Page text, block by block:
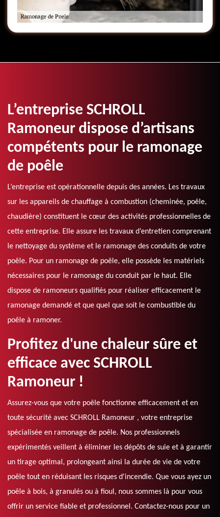
L’entreprise SCHROLL
Ramoneur dispose d’artisans
compétents pour le ramonage
de poêle
L’entreprise est opérationnelle depuis des années. Les travaux
sur les appareils de chauffage à combustion (cheminée, poêle,
chaudière) constituent le cœur des activités professionnelles de
cette entreprise. Elle assure les travaux d’entretien comprenant
le nettoyage du système et le ramonage des conduits de votre
poêle. Pour un ramonage de poêle, elle possède les matériels
nécessaires pour le ramonage du conduit par le haut. Elle
dispose de ramoneurs qualifiés pour réaliser efficacement le
ramonage demandé et que quel que soit le combustible du
poêle à ramoner.
Profitez d'une chaleur sûre et
efficace avec SCHROLL
Ramoneur !
Assurez-vous que votre poêle fonctionne efficacement et en
toute sécurité avec SCHROLL Ramoneur , votre entreprise
spécialisée en ramonage de poêle. Nos professionnels
expérimentés veillent à éliminer les dépôts de suie et à garantir
un tirage optimal, prolongeant ainsi la durée de vie de votre
poêle tout en réduisant les risques d'incendie. Que vous ayez un
poêle à bois, à granulés ou à fioul, nous sommes là pour vous
offrir un service fiable et professionnel. Contactez-nous pour un